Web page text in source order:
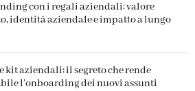
con i regali aziendali: valore
identità aziendale e impatto a lungo
kit aziendali: il segreto che rende
l’onboarding dei nuovi assunti